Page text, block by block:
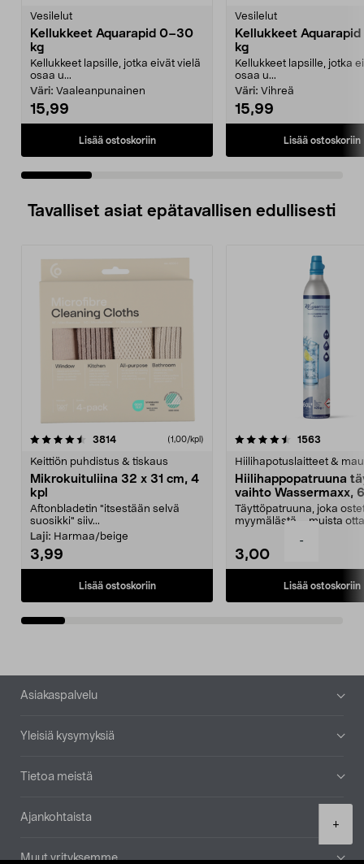
-
+
Vesilelut
Kellukkeet Aquarapid 0–30
kg
Kellukkeet lapsille, jotka eivät vielä
osaa u...
Väri: Vaaleanpunainen
15,99
Lisää ostoskoriin
Vesilelut
Kellukkeet
kg
Kellukkeet lapsille, jotka
osaa u...
Väri: Vihreä
15,99
Lisää ostoskoriin
Tavalliset asiat epätavallisen edullisesti
3814arvostelut (1,00/kpl)
Keittiön puhdistus & tiskaus
Mikrokuituliina 32 x 31 cm, 4
kpl
Aftonbladetin "itsestään selvä
suosikki" siiv...
Laji: Harmaa/beige
3,99
Lisää ostoskoriin
4.5viidestä
1563
Hiilihapotuslaitteet &
Hiilihappopatruuna
vaihto Wassermaxx,
Täyttöpatruuna, joka
myymälästä – muista
3,00
Lisää ostoskoriin
4.5viidestä
Alatunniste
Asiakaspalvelu
Yleisiä kysymyksiä
Tietoa meistä
Ajankohtaista
Muut yrityksemme